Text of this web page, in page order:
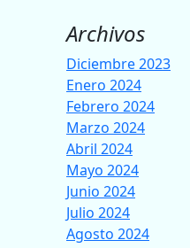
Archivos
Diciembre 2023
Enero 2024
Febrero 2024
Marzo 2024
Abril 2024
Mayo 2024
Junio 2024
Julio 2024
Agosto 2024